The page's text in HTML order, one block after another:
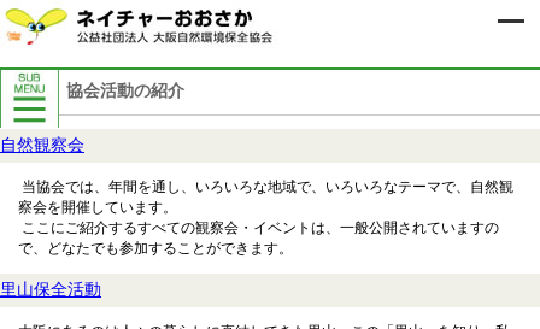
協会活動の紹介
自然観察会
当協会では、年間を通し、いろいろな地域で、いろいろなテーマで、自然観
察会を開催しています。
ここにご紹介するすべての観察会・イベントは、一般公開されていますの
で、どなたでも参加することができます。
里山保全活動
当協会について
入会のご案内
寄付のお願い
協会の概要
ビジョンと中期計画
組織図
事務所・アクセス